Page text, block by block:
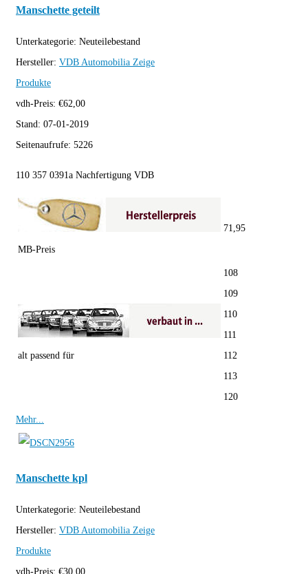
Manschette geteilt
Unterkategorie: Neuteilebestand
Hersteller: VDB Automobilia Zeige
Produkte
vdh-Preis: €62,00
Stand: 07-01-2019
Seitenaufrufe: 5226
110 357 0391a Nachfertigung VDB
MB-Preis
71,95
alt passend für
108
109
110
111
112
113
120
Mehr...
Manschette kpl
Unterkategorie: Neuteilebestand
Hersteller: VDB Automobilia Zeige
Produkte
vdh-Preis: €30,00